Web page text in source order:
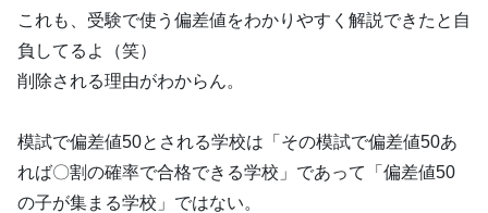
これも、受験で使う偏差値をわかりやすく解説できたと自
負してるよ（笑）
削除される理由がわからん。
模試で偏差値50とされる学校は「その模試で偏差値50あ
れば〇割の確率で合格できる学校」であって「偏差値50
の子が集まる学校」ではない。